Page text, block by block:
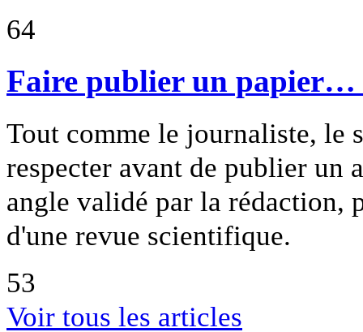
64
Faire publier un papier…
Tout comme le journaliste, le
respecter avant de publier un
angle validé par la rédaction,
d'une revue scientifique.
53
Voir tous les articles